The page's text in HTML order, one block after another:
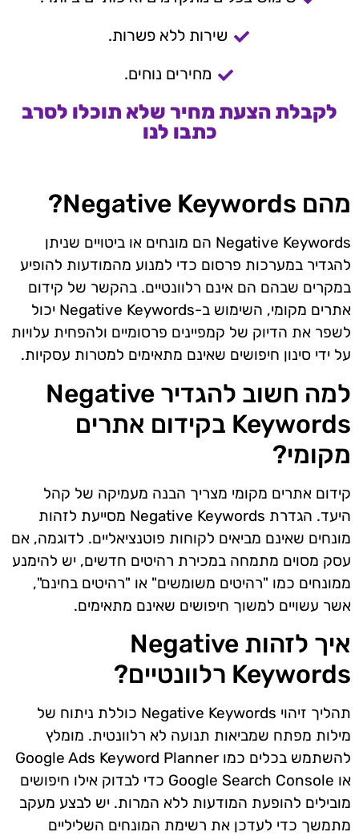
שירות ללא פשרות.
מחירים נוחים.
לקבלת הצעת מחיר שלא תוכלו לסרב
כתבו לנו
מהם Negative Keywords?
Negative Keywords הם מונחים או ביטויים שניתן
להגדיר במערכות פרסום כדי למנוע מהמודעות להופיע
במקרים שבהם הם אינם רלוונטיים. בהקשר של קידום
אתרים מקומי, השימוש ב-Negative Keywords יכול
לשפר את הדיוק של קמפיינים פרסומיים ולהפחית עלויות
על ידי סינון חיפושים שאינם מתאימים למטרות עסקיות.
למה חשוב להגדיר Negative
Keywords בקידום אתרים
מקומי?
קידום אתרים מקומי מצריך הבנה מעמיקה של קהל
היעד. הגדרת Negative Keywords מסייעת לזהות
מונחים שאינם מביאים לקוחות פוטנציאליים. לדוגמה, אם
עסק מסוים מתמחה במכירת רהיטים חדשים, יש להימנע
ממונחים כמו "רהיטים משומשים" או "רהיטים בחינם",
אשר עשויים למשוך חיפושים שאינם מתאימים.
איך לזהות Negative
Keywords רלוונטיים?
תהליך זיהוי Negative Keywords כוללת ניתוח של
מילות מפתח שמביאות תנועה לא רלוונטית. מומלץ
להשתמש בכלים כמו Google Ads Keyword Planner
או Google Search Console כדי לבדוק אילו חיפושים
מובילים להופעת המודעות ללא המרות. יש לבצע מעקב
מתמשך כדי לעדכן את רשימת המונחים השליליים